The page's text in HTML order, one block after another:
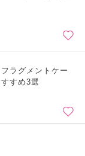
ラグメントケー
すめ3選